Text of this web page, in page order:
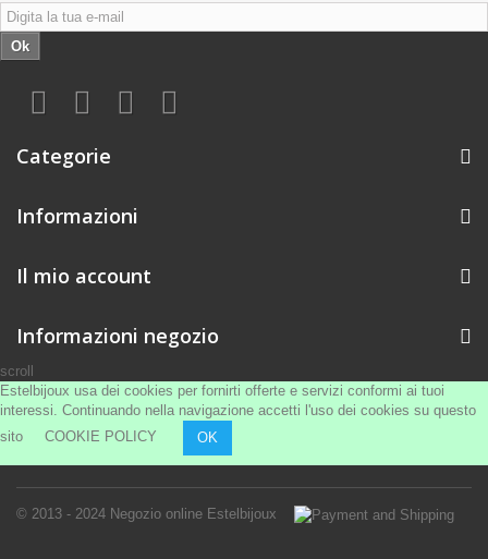
Ok
Categorie
Informazioni
© 2013 - 2024 Negozio online Estelbijoux
Il mio account
Informazioni negozio
scroll
Estelbijoux usa dei cookies per fornirti offerte e servizi conformi ai tuoi
interessi. Continuando nella navigazione accetti l'uso dei cookies su questo
sito COOKIE POLICY OK